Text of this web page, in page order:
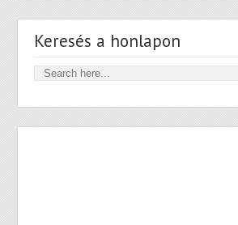
Keresés a honlapon